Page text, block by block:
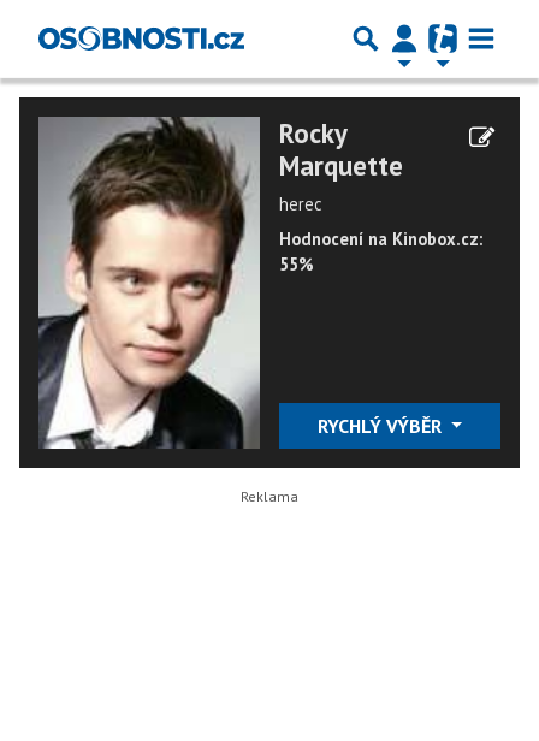
Rocky
Marquette
herec
Hodnocení na Kinobox.cz:
55%
RYCHLÝ VÝBĚR